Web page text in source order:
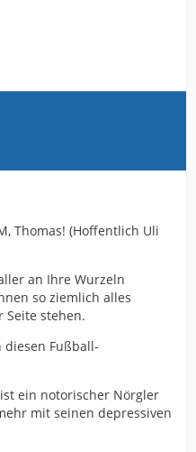
Thomas! (Hoffentlich Uli
an Ihre Wurzeln
so ziemlich alles
stehen.
diesen Fußball-
ein notorischer Nörgler
mit seinen depressiven